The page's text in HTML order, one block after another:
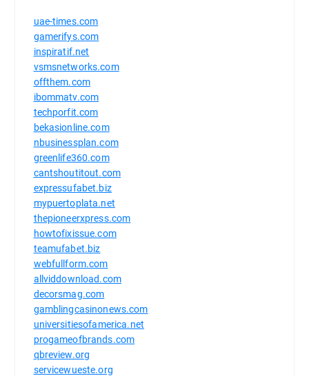
uae-times.com
gamerifys.com
inspiratif.net
vsmsnetworks.com
offthem.com
ibommatv.com
techporfit.com
bekasionline.com
nbusinessplan.com
greenlife360.com
cantshoutitout.com
expressufabet.biz
mypuertoplata.net
thepioneerxpress.com
howtofixissue.com
teamufabet.biz
webfullform.com
allviddownload.com
decorsmag.com
gamblingcasinonews.com
universitiesofamerica.net
progameofbrands.com
qbreview.org
servicewueste.org